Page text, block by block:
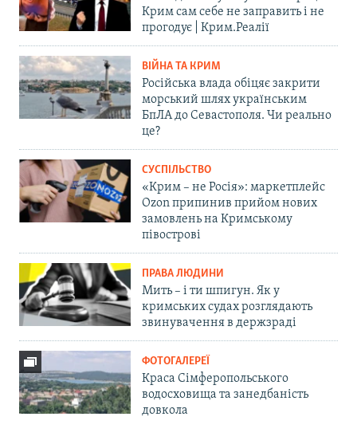
Крим сам себе не заправить і не
прогодує | Крим.Реалії
ВІЙНА ТА КРИМ
Російська влада обіцяє закрити
морський шлях українським
БпЛА до Севастополя. Чи реально
це?
СУСПІЛЬСТВО
«Крим – не Росія»: маркетплейс
Ozon припинив прийом нових
замовлень на Кримському
півострові
ПРАВА ЛЮДИНИ
Мить – і ти шпигун. Як у
кримських судах розглядають
звинувачення в держзраді
ФОТОГАЛЕРЕЇ
Краса Сімферопольського
водосховища та занедбаність
довкола